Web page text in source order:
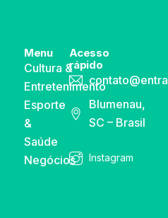
Menu
Cultura &
Entretenimento
Esporte
&
Saúde
Negócios
Acesso
rápido
Blumenau,
SC – Brasil
Instagram